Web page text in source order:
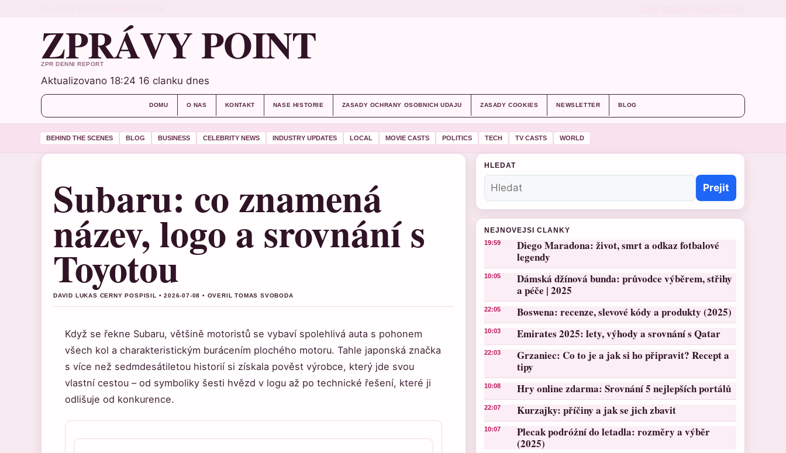
ZPRÁVY POINT
ZPR DENNI REPORT
Aktualizovano 18:24 16 clanku dnes
DOMU O NAS KONTAKT NASE HISTORIE ZASADY OCHRANY OSOBNICH UDAJU ZASADY COOKIES NEWSLETTER BLOG
BEHIND THE SCENES BLOG BUSINESS CELEBRITY NEWS INDUSTRY UPDATES LOCAL MOVIE CASTS POLITICS TECH TV CASTS WORLD
Subaru: co znamená
název, logo a srovnání s
Toyotou
DAVID LUKAS CERNY POSPISIL • 2026-07-08 • OVERIL TOMAS SVOBODA
Když se řekne Subaru, většině motoristů se vybaví spolehlivá auta s pohonem
všech kol a charakteristickým burácením plochého motoru. Tahle japonská značka
s více než sedmdesátiletou historií si získala pověst výrobce, který jde svou
vlastní cestou – od symboliky šesti hvězd v logu až po technické řešení, které ji
odlišuje od konkurence.
HLEDAT
Prejit
NEJNOVEJSI CLANKY
19:59
Diego Maradona: život, smrt a odkaz fotbalové
legendy
10:05
Dámská džínová bunda: průvodce výběrem, střihy
a péče | 2025
22:05 Boswena: recenze, slevové kódy a produkty (2025)
10:03 Emirates 2025: lety, výhody a srovnání s Qatar
22:03
Grzaniec: Co to je a jak si ho připravit? Recept a
tipy
10:08 Hry online zdarma: Srovnání 5 nejlepších portálů
22:07 Kurzajky: příčiny a jak se jich zbavit
10:07
Plecak podróżní do letadla: rozměry a výběr
(2025)